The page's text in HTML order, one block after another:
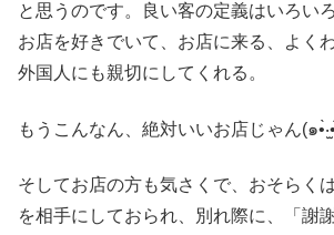
と思うのです。良い客の定義はいろい
お店を好きでいて、お店に来る、よく
外国人にも親切にしてくれる。
もうこんなん、絶対いいお店じゃん(๑
そしてお店の方も気さくで、おそらく
を相手にしておられ、別れ際に、「謝